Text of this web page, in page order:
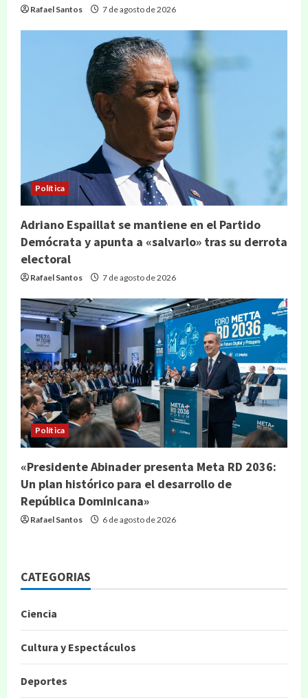
Rafael Santos 7 de agosto de 2026
Política
Adriano Espaillat se mantiene en el Partido
Demócrata y apunta a «salvarlo» tras su derrota
electoral
Rafael Santos 7 de agosto de 2026
Política
«Presidente Abinader presenta Meta RD 2036:
Un plan histórico para el desarrollo de
República Dominicana»
Rafael Santos 6 de agosto de 2026
CATEGORIAS
Ciencia
Cultura y Espectáculos
Deportes